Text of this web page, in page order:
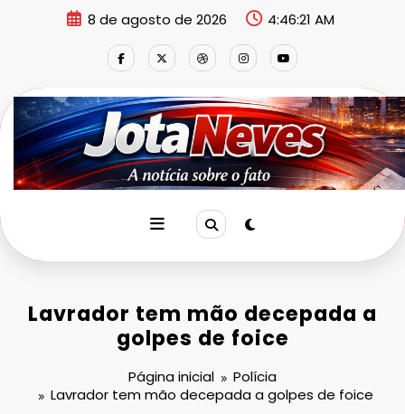
8 de agosto de 2026 4:46:21 AM
Lavrador tem mão decepada a
golpes de foice
Página inicial
Polícia
Lavrador tem mão decepada a golpes de foice